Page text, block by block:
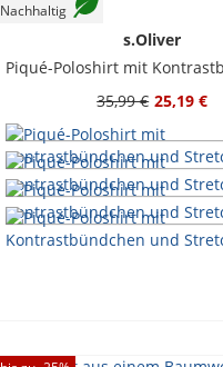
Nachhaltig
s.Oliver
35,99 € 25,19 €